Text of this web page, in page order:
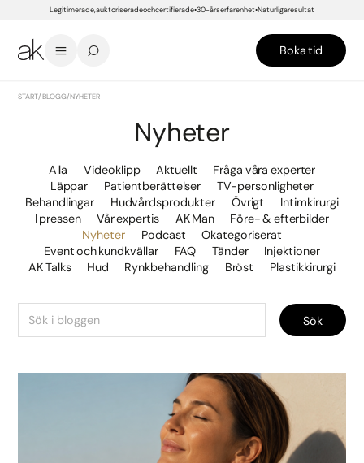
Legitimerade, auktoriserade och certifierade 30-års erfarenhet Naturliga resultat
Boka tid
START/BLOGG/NYHETER
Nyheter
Alla Videoklipp Aktuellt
Fråga våra experter
Läppar
Patientberättelser
TV-personligheter
Behandlingar
Hudvårdsprodukter Övrigt
Intimkirurgi
I pressen
Vår expertis AK Man
Före- & efterbilder
Nyheter
Podcast
Okategoriserat
Event och kundkvällar
FAQ Tänder
Injektioner
AK Talks
Hud Rynkbehandling Bröst Plastikkirurgi
Sök